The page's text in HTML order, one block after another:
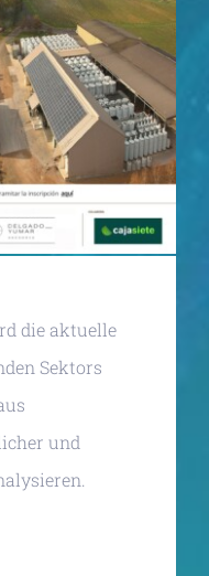
die aktuelle
Sektors
und